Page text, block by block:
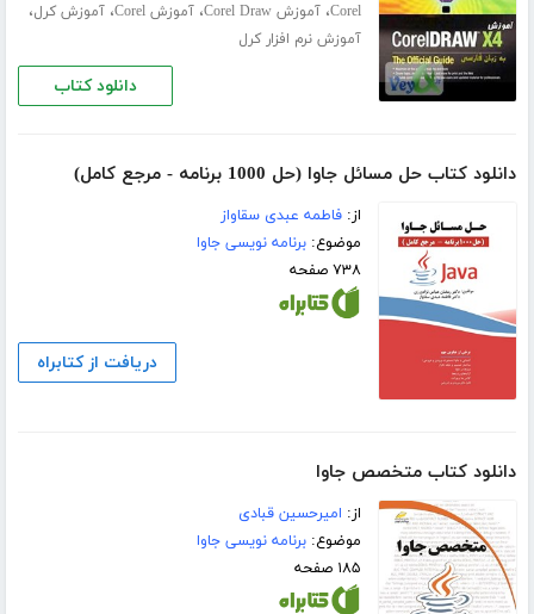
Corel،آموزش Corel Draw ،آموزش Corel ،آموزش کرل،
آموزش نرم افزار کرل
دانلود کتاب
دانلود کتاب حل مسائل جاوا (حل 1000 برنامه - مرجع کامل)
از:فاطمه عبدی سقاواز
موضوع:برنامه نویسی جاوا
۷۳۸ صفحه
دریافت از کتابراه
دانلود کتاب متخصص جاوا
از: امیرحسین قبادی
موضوع:برنامه نویسی جاوا
۱۸۵ صفحه